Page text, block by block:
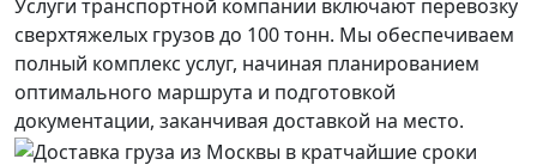
Услуги транспортной компании включают перевозку
сверхтяжелых грузов до 100 тонн. Мы обеспечиваем
полный комплекс услуг, начиная планированием
оптимального маршрута и подготовкой
документации, заканчивая доставкой на место.